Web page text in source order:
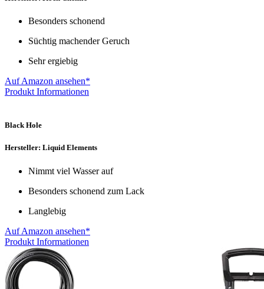
Besonders schonend
Süchtig machender Geruch
Sehr ergiebig
Auf Amazon ansehen*
Produkt Informationen
Black Hole
Hersteller: Liquid Elements
Nimmt viel Wasser auf
Besonders schonend zum Lack
Langlebig
Auf Amazon ansehen*
Produkt Informationen